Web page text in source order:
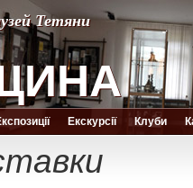
Тетяни
Тетяни
Екскурсії Клуби